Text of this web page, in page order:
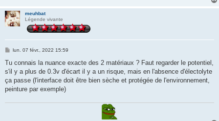
meuhbat
Légende vivante
M
s
a
g
lun. 07 févr., 2022 15:59
Tu connais la nuance exacte des 2 matériaux ? Faut regarder le potentiel,
s'il y a plus de 0.3v d'écart il y a un risque, mais en l'absence d'électolyte
ça passe (l'interface doit être bien sèche et protégée de l'environnement,
peinture par exemple)